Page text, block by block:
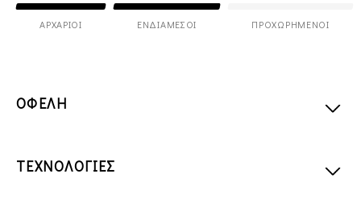
ΑΡΧΆΡΙΟΙ ΕΝΔΙΆΜΕΣΟΙ ΠΡΟΧΩΡΗΜΈΝΟΙ
ΟΦΕΛΗ
ΤΕΧΝΟΛΟΓΙΕΣ